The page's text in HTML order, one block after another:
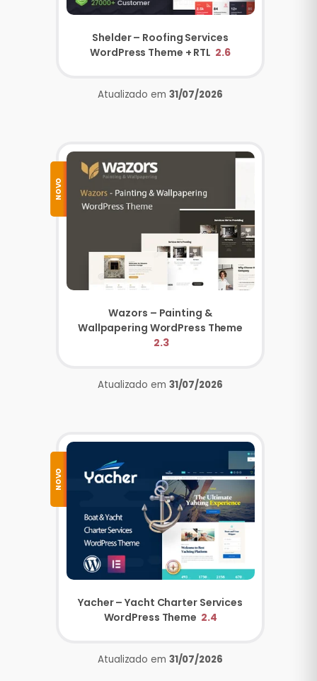
Shelder – Roofing Services
WordPress Theme + RTL 2.6
Atualizado em 31/07/2026
NOVO
Wazors – Painting &
2.3
Atualizado em 31/07/2026
NOVO
Yacher – Yacht Charter Services
WordPress Theme 2.4
Atualizado em 31/07/2026